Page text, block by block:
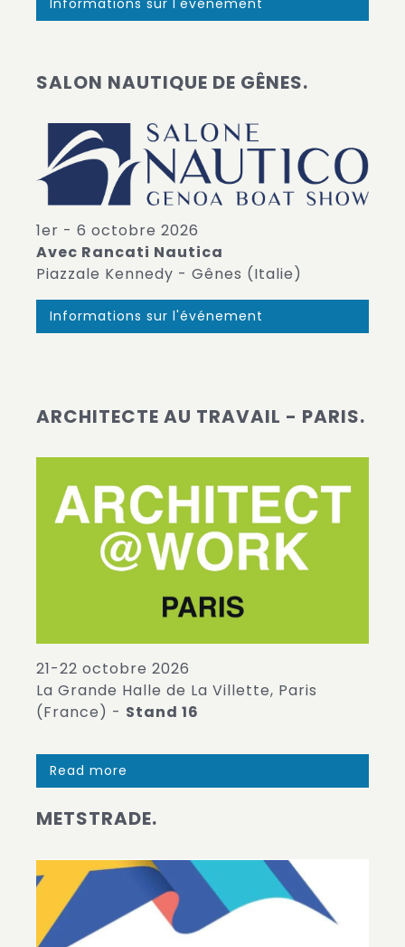
SALON NAUTIQUE DE GÊNES.
1er - 6 octobre 2026
Avec Rancati Nautica
Piazzale Kennedy - Gênes (Italie)
Informations sur l'événement
ARCHITECTE AU TRAVAIL - PARIS.
21-22 octobre 2026
La Grande Halle de La Villette, Paris
(France) - Stand 16
Read more
METSTRADE.